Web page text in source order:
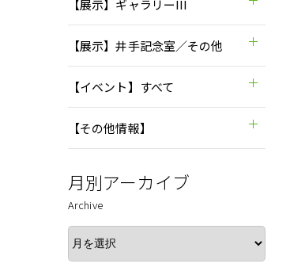
【展示】ギャラリーIII
【展示】井手記念室／その他
【イベント】すべて
【その他情報】
月別アーカイブ
Archive